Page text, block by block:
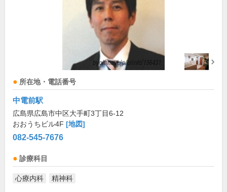
所在地・電話番号
中電前駅
広島県広島市中区大手町3丁目6-12
おおうちビル4F [地図]
082-545-7676
診療科目
心療内科 精神科